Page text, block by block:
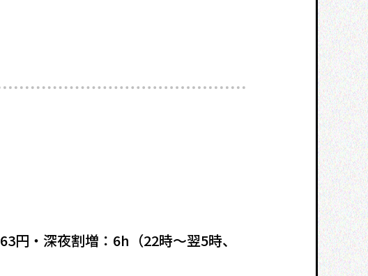
円・深夜割増：6h（22時〜翌5時、